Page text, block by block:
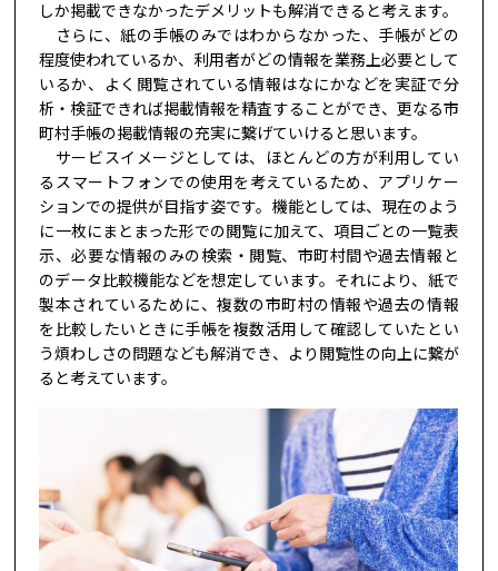
しか掲載できなかったデメリットも解消できると考えます。
さらに、紙の手帳のみではわからなかった、手帳がどの
程度使われているか、利用者がどの情報を業務上必要として
いるか、よく閲覧されている情報はなにかなどを実証で分
析・検証できれば掲載情報を精査することができ、更なる市
町村手帳の掲載情報の充実に繋げていけると思います。
サービスイメージとしては、ほとんどの方が利用してい
るスマートフォンでの使用を考えているため、アプリケー
ションでの提供が目指す姿です。機能としては、現在のよう
に一枚にまとまった形での閲覧に加えて、項目ごとの一覧表
示、必要な情報のみの検索・閲覧、市町村間や過去情報と
のデータ比較機能などを想定しています。それにより、紙で
製本されているために、複数の市町村の情報や過去の情報
を比較したいときに手帳を複数活用して確認していたとい
う煩わしさの問題なども解消でき、より閲覧性の向上に繋が
ると考えています。